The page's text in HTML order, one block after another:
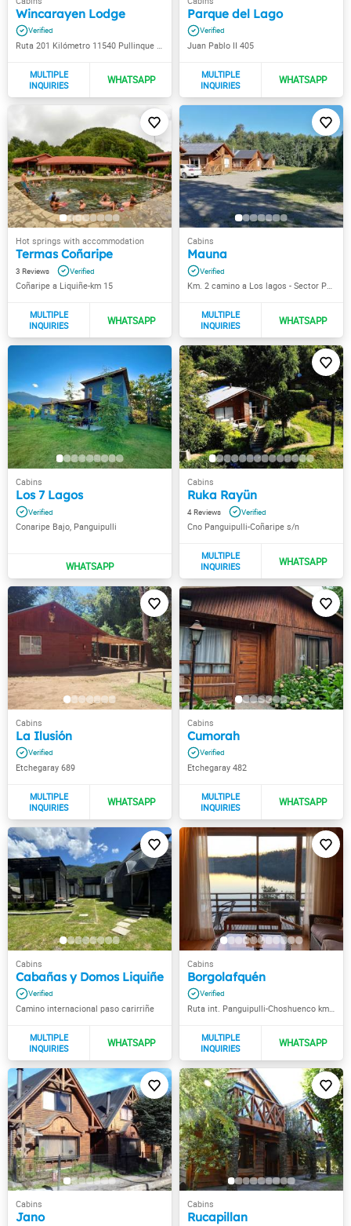
Wincarayen Lodge Parque del Lago
Juan Pablo II 405
Termas Coñaripe
3
Coñaripe a Liquiñe-km 15
Mauna
Km. 2 camino a Los lagos - Sector Puyehue
Los 7 Lagos
Conaripe Bajo, Panguipulli
Ruka Rayün
4
Cno Panguipulli-Coñaripe s/n
La Ilusión
Etchegaray 689
Cumorah
Etchegaray 482
Cabañas y Domos Liquiñe
Camino internacional paso carirriñe
Borgolafquén
Jano Rucapillan